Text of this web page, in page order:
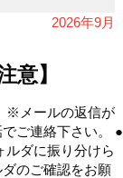
2026年9月
意】
※メールの返信が
ご連絡下さい。 ●
ルダに振り分けら
のご確認をお願